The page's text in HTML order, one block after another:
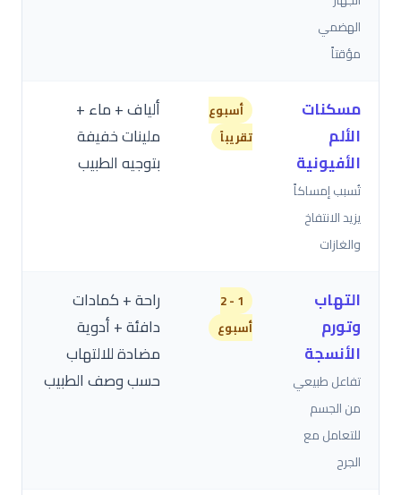
الهضمي
مؤقتاً
مسكنات
الألم
الأفيونية
تُسبب إمساكاً
يزيد الانتفاخ
والغازات
أسبوع
تقريباً
ألياف + ماء +
ملينات خفيفة
بتوجيه الطبيب
التهاب
وتورم
الأنسجة
تفاعل طبيعي
من الجسم
للتعامل مع
الجرح
1 - 2
أسبوع
راحة + كمادات
دافئة + أدوية
مضادة للالتهاب
حسب وصف الطبيب